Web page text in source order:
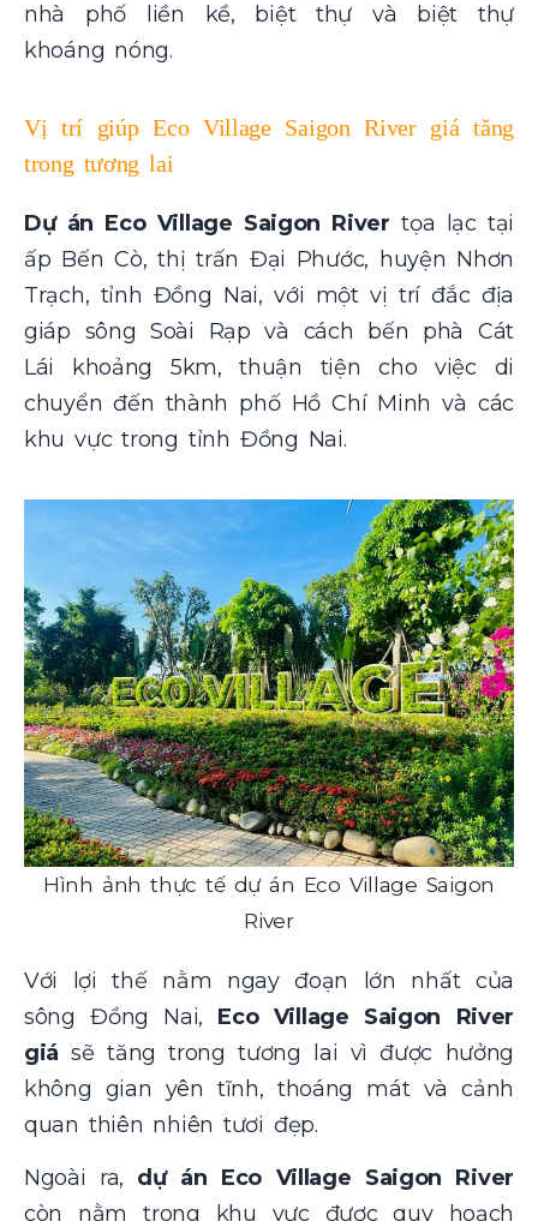
nhà phố liền kề, biệt thự và biệt thự
khoáng nóng.
Vị trí giúp Eco Village Saigon River giá tăng
trong tương lai
Dự án Eco Village Saigon River tọa lạc tại
ấp Bến Cò, thị trấn Đại Phước, huyện Nhơn
Trạch, tỉnh Đồng Nai, với một vị trí đắc địa
giáp sông Soài Rạp và cách bến phà Cát
Lái khoảng 5km, thuận tiện cho việc di
chuyển đến thành phố Hồ Chí Minh và các
khu vực trong tỉnh Đồng Nai.
Hình ảnh thực tế dự án Eco Village Saigon
River
Với lợi thế nằm ngay đoạn lớn nhất của
sông Đồng Nai, Eco Village Saigon River
giásẽ tăng trong tương lai vì được hưởng
không gian yên tĩnh, thoáng mát và cảnh
quan thiên nhiên tươi đẹp.
Ngoài ra, dự án Eco Village Saigon River
còn nằm trong khu vực được quy hoạch